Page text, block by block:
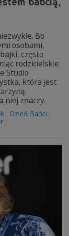
babcią,
Bo
osobami,
często
rodzicielskie
Studio
która jest
niej znaczy.
Dzień Babci